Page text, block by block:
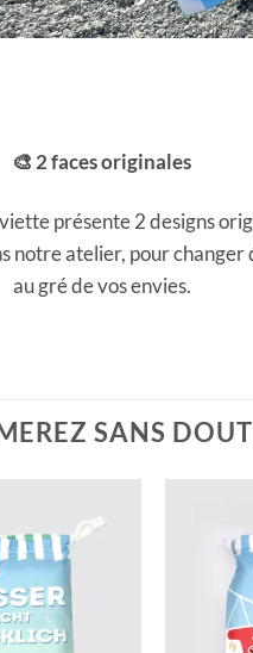
🎨 2 faces originales
présente 2 designs
notre atelier, pour changer
au gré de vos envies.
SANS